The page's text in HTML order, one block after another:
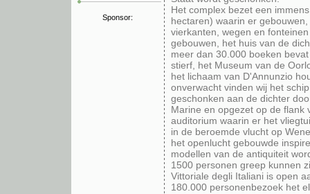
Sponsor:
Het complex bezet een
hectaren) waarin er
vierkanten, wegen en
gebouwen, het huis van de
meer dan 30.000 boeken
stierf, het Museum van de
het lichaam van D'Annunzio
onverwacht vinden wij het
geschonken aan de dichter
Marine en opgezet op de flank
auditorium waarin er het
in de beroemde vlucht op
het openlucht gebouwde
modellen van de antiquiteit
1500 personen greep kunnen
Vittoriale degli Italiani is open
180.000 personenbezoek het